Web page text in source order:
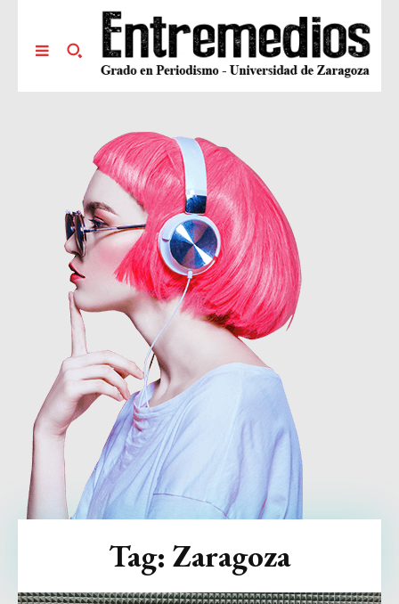
Tag: Zaragoza